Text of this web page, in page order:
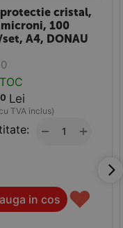
cristal,
100
A4, DONAU
Lei
TVA inclus)
+
−
in cos ♥